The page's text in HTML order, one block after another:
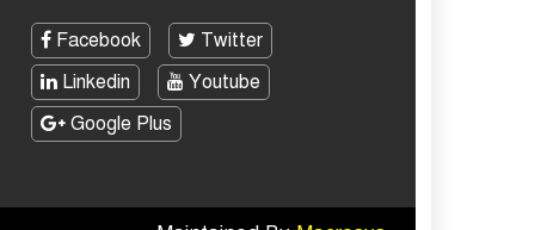
Facebook
Twitter
Linkedin
Youtube
Google Plus